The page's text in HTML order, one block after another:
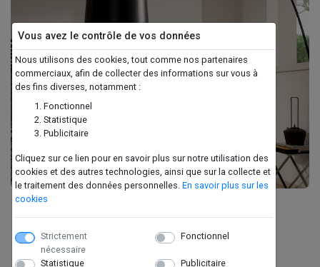
Vous avez le contrôle de vos données
Nous utilisons des cookies, tout comme nos partenaires
commerciaux, afin de collecter des informations sur vous à
des fins diverses, notamment :
Fonctionnel
Statistique
Publicitaire
Cliquez sur ce lien pour en savoir plus sur notre utilisation des
cookies et des autres technologies, ainsi que sur la collecte et
le traitement des données personnelles. En savoir plus sur les
cookies
Strictement
nécessaire
Fonctionnel
Statistique Publicitaire